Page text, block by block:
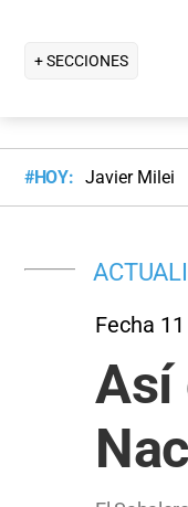
+ SECCIONES
#HOY: Javier Milei
Fecha 11
Así